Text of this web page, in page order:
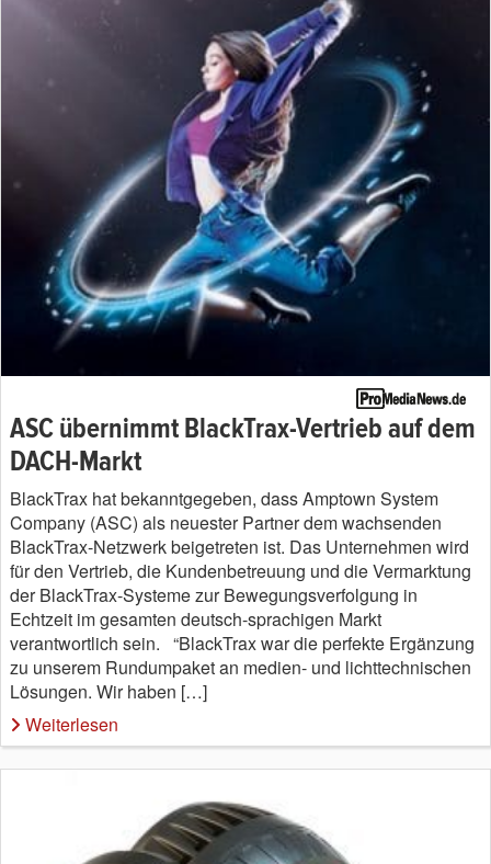
ASC übernimmt BlackTrax-Vertrieb auf dem
DACH-Markt
BlackTrax hat bekanntgegeben, dass Amptown System
Company (ASC) als neuester Partner dem wachsenden
BlackTrax-Netzwerk beigetreten ist. Das Unternehmen wird
für den Vertrieb, die Kundenbetreuung und die Vermarktung
der BlackTrax-Systeme zur Bewegungsverfolgung in
Echtzeit im gesamten deutsch-sprachigen Markt
verantwortlich sein. “BlackTrax war die perfekte Ergänzung
zu unserem Rundumpaket an medien- und lichttechnischen
Lösungen. Wir haben […]
Weiterlesen